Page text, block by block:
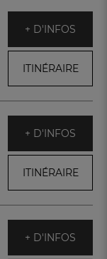
+ D'INFOS
ITINÉRAIRE
+ D'INFOS
ITINÉRAIRE
+ D'INFOS